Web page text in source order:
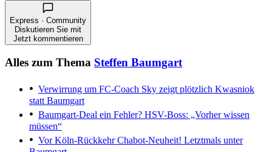
Express · Community
Diskutieren Sie mit
Jetzt kommentieren
Alles zum Thema Steffen Baumgart
Verwirrung um FC-Coach Sky zeigt plötzlich Kwasniok
statt Baumgart
Baumgart-Deal ein Fehler? HSV-Boss: „Vorher wissen
müssen“
Vor Köln-RückkehrChabot-Neuheit! Letztmals unter